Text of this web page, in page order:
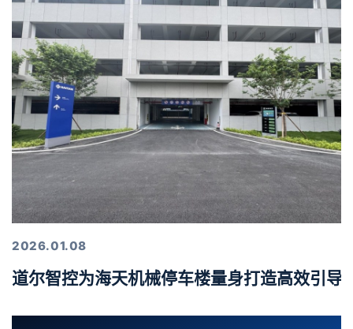
2026.01.08
道尔智控为海天机械停车楼量身打造高效引导